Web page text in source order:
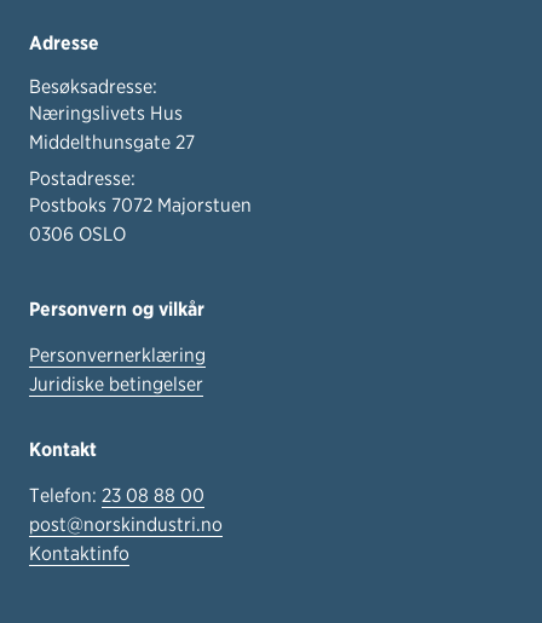
Adresse
Besøksadresse:
Næringslivets Hus
Middelthunsgate 27
Postadresse:
Postboks 7072 Majorstuen
0306 OSLO
Personvern og vilkår
Personvernerklæring
Juridiske betingelser
Kontakt
Telefon: 23 08 88 00
post@norskindustri.no
Kontaktinfo